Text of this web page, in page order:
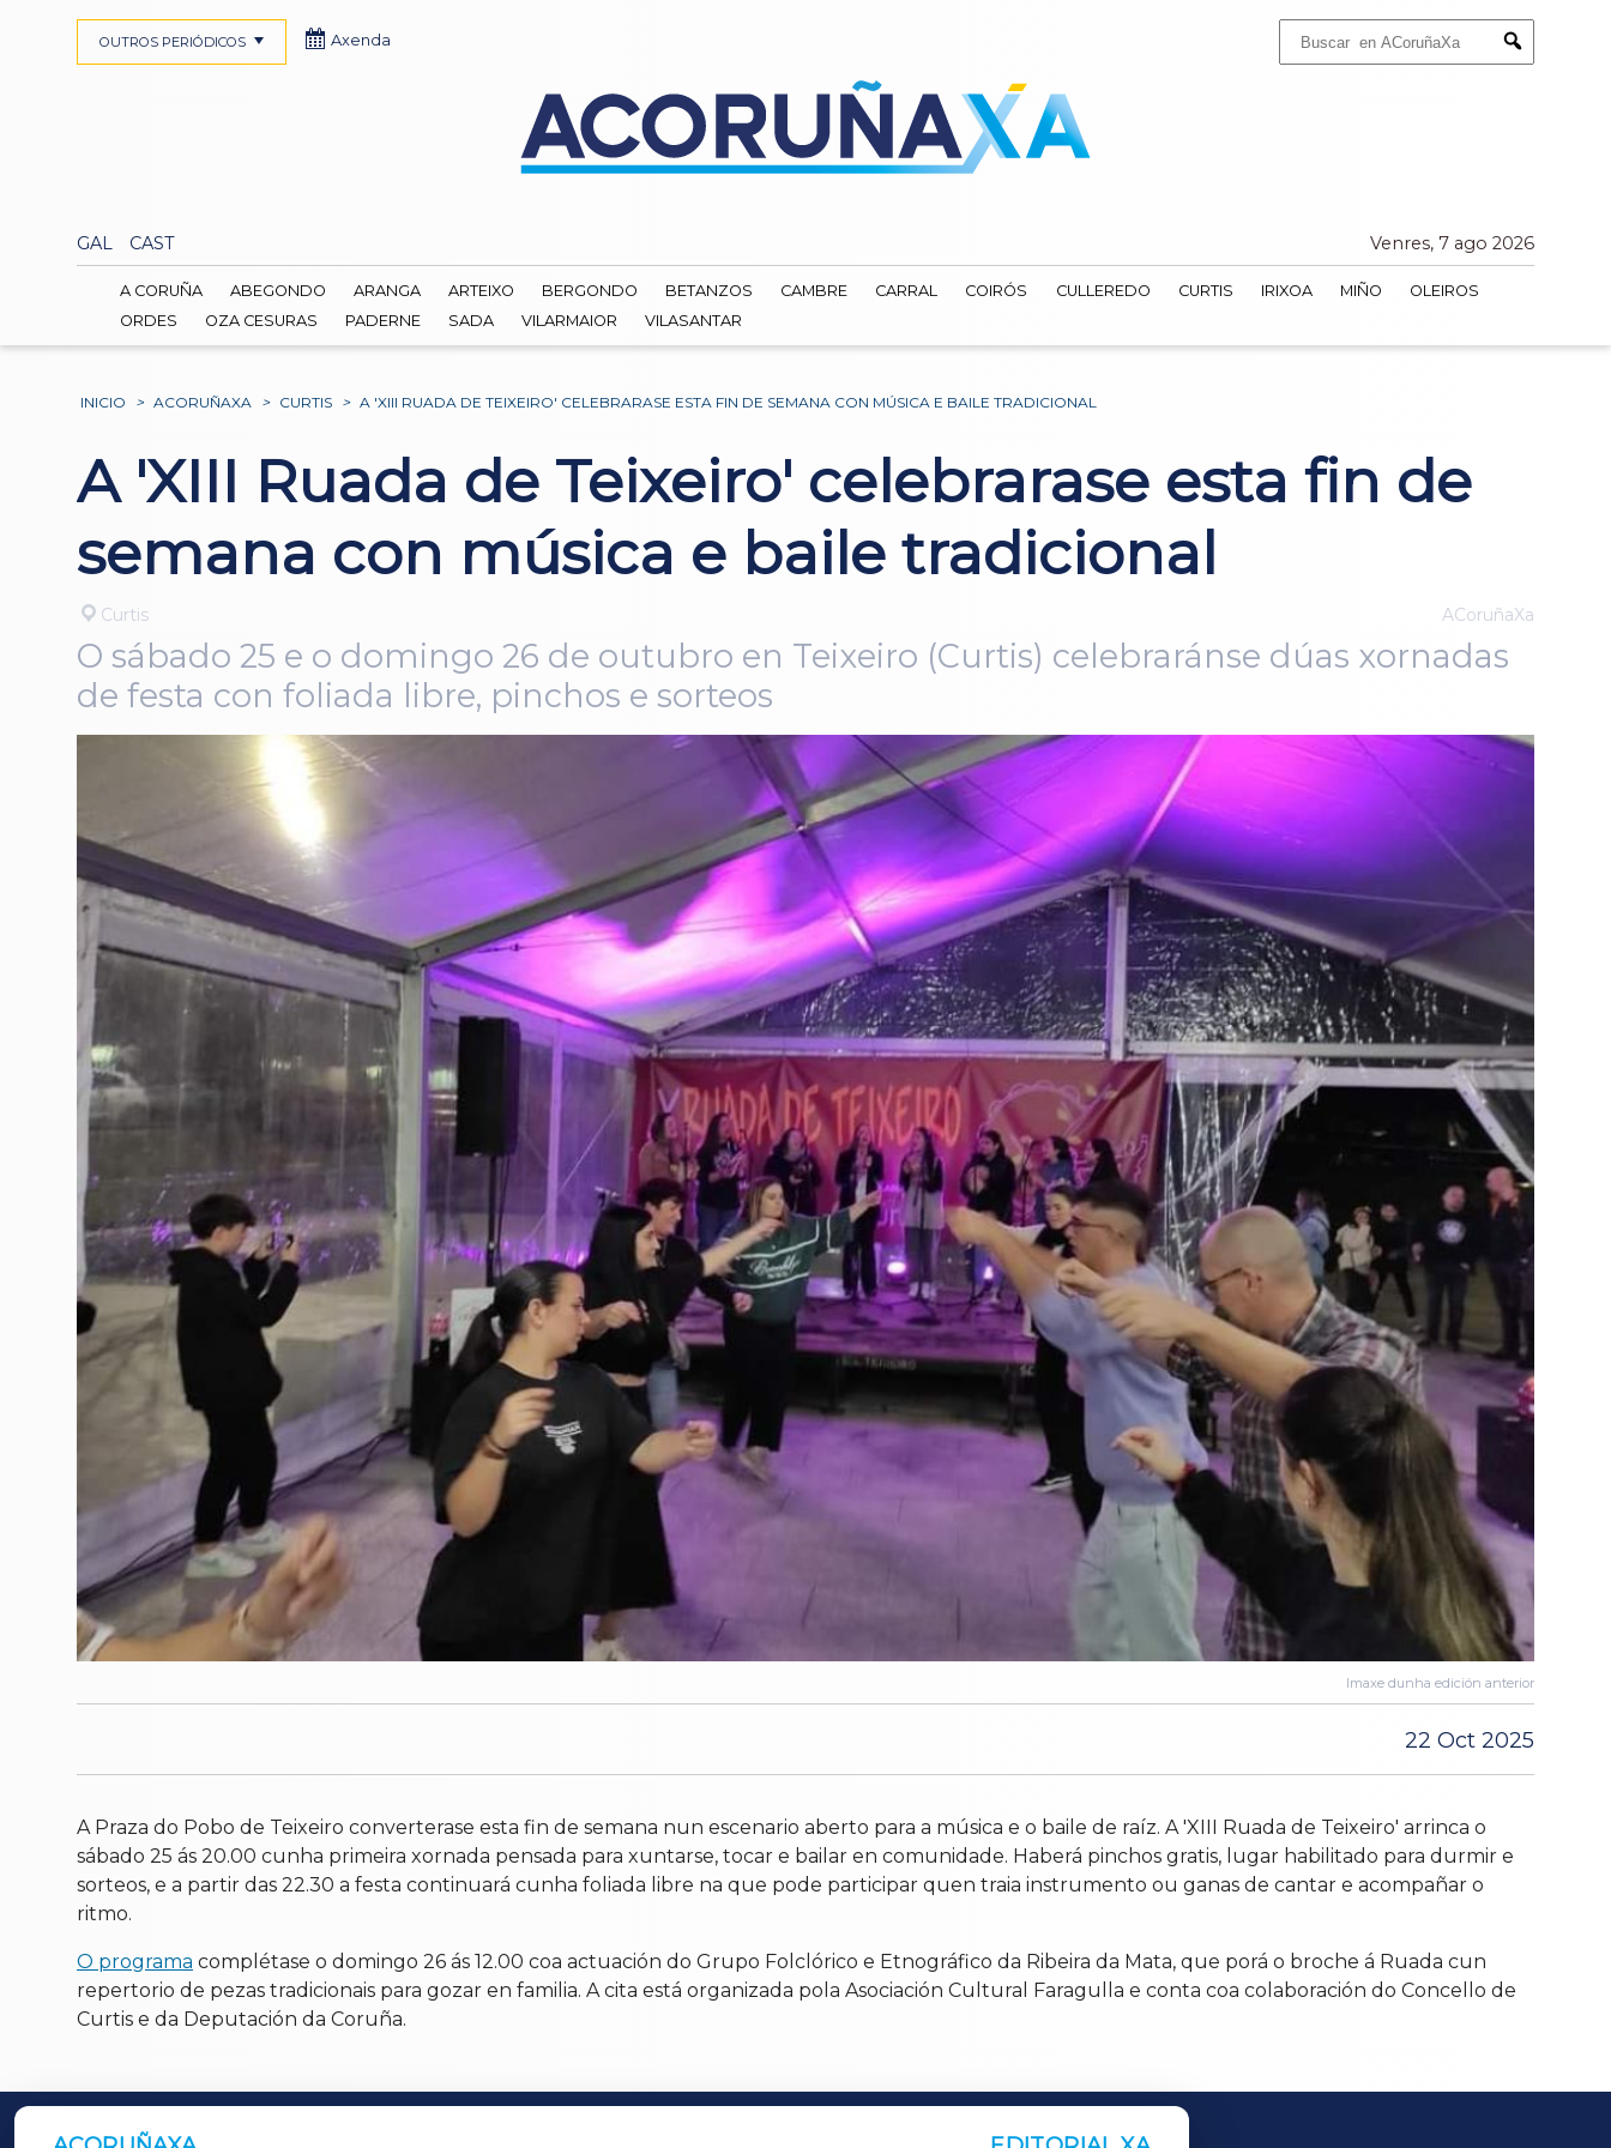
Submit
GAL CAST Venres, 7 ago 2026
OUTROS PERIÓDICOS Axenda
A CORUÑA ABEGONDO ARANGA ARTEIXO BERGONDO BETANZOS CAMBRE CARRAL COIRÓS CULLEREDO CURTIS IRIXOA MIÑO
OLEIROS
ORDES
OZA CESURAS PADERNE SADA VILARMAIOR VILASANTAR
INICIO > ACORUÑAXA > CURTIS > A 'XIII RUADA DE TEIXEIRO' CELEBRARASE ESTA FIN DE SEMANA CON MÚSICA E BAILE TRADICIONAL
A 'XIII Ruada de Teixeiro' celebrarase esta fin de
semana con música e baile tradicional
Curtis ACoruñaXa
O sábado 25 e o domingo 26 de outubro en Teixeiro (Curtis) celebraránse dúas xornadas
de festa con foliada libre, pinchos e sorteos
Imaxe dunha edición anterior
22 Oct 2025
A Praza do Pobo de Teixeiro converterase esta fin de semana nun escenario aberto para a música e o baile de raíz. A 'XIII Ruada de Teixeiro' arrinca o
sábado 25 ás 20.00 cunha primeira xornada pensada para xuntarse, tocar e bailar en comunidade. Haberá pinchos gratis, lugar habilitado para durmir e
sorteos, e a partir das 22.30 a festa continuará cunha foliada libre na que pode participar quen traia instrumento ou ganas de cantar e acompañar o
ritmo.
O programa complétase o domingo 26 ás 12.00 coa actuación do Grupo Folclórico e Etnográfico da Ribeira da Mata, que porá o broche á Ruada cun
repertorio de pezas tradicionais para gozar en familia. A cita está organizada pola Asociación Cultural Faragulla e conta coa colaboración do Concello de
Curtis e da Deputación da Coruña.